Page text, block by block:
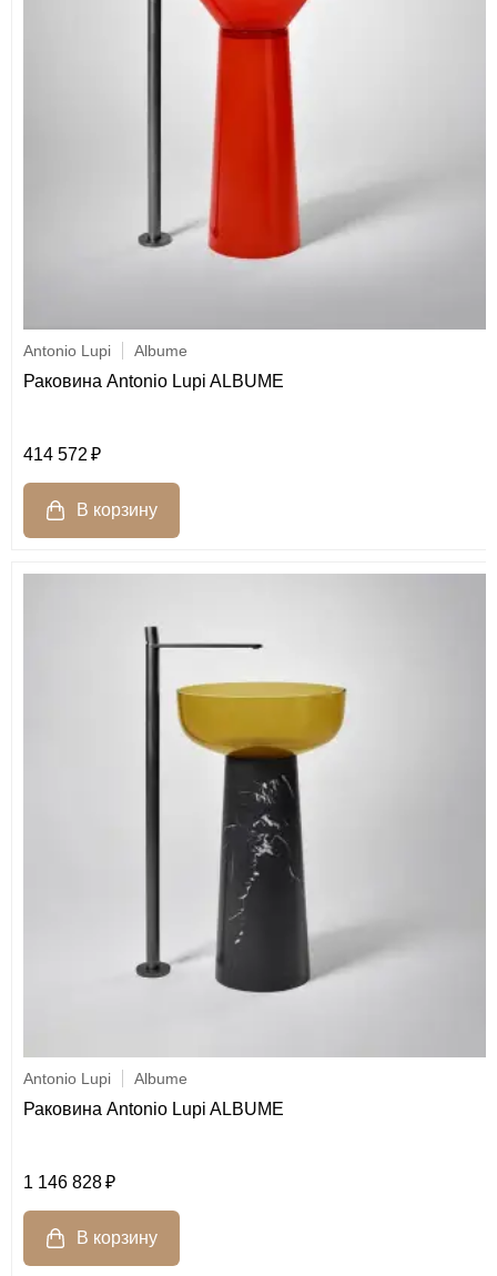
Antonio Lupi Albume
Раковина Antonio Lupi ALBUME
414 572
Antonio Lupi Albume
Раковина Antonio Lupi ALBUME
1 146 828